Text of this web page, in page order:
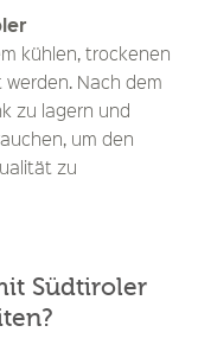
kühlen, trockenen
Nach dem
zu lagern und
um den
zu
Südtiroler